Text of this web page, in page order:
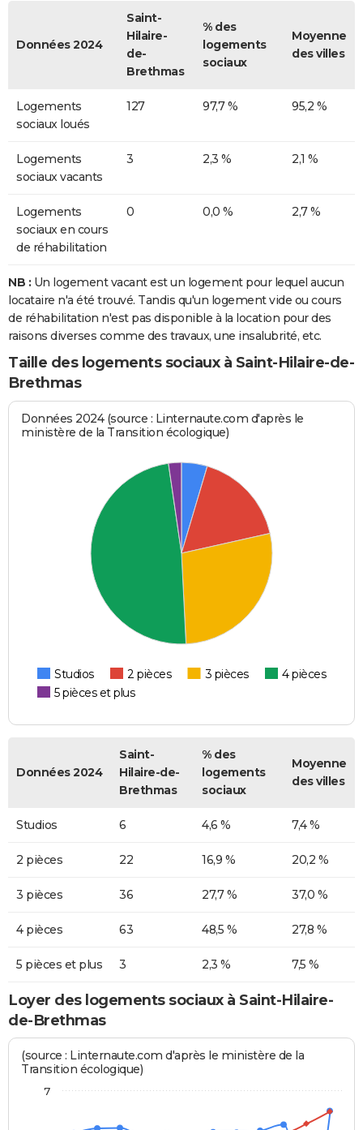
Données 2024
Saint-
Hilaire-
de-
Brethmas
% des
logements
sociaux
Moyenne
des villes
Logements
sociaux loués
127 97,7 % 95,2 %
Logements
sociaux vacants
3 2,3 % 2,1 %
Logements
sociaux en cours
de réhabilitation
0 0,0 % 2,7 %
NB : Un logement vacant est un logement pour lequel aucun
locataire n'a été trouvé. Tandis qu'un logement vide ou cours
de réhabilitation n'est pas disponible à la location pour des
raisons diverses comme des travaux, une insalubrité, etc.
Taille des logements sociaux à Saint-Hilaire-de-
Brethmas
Données 2024 (source : Linternaute.com d'après le
ministère de la Transition écologique)
Studios 2 pièces 3 pièces
4 pièces
5 pièces et plus
Données 2024
Saint-
Hilaire-de-
Brethmas
% des
logements
sociaux
Moyenne
des villes
Studios 6 4,6 % 7,4 %
2 pièces 22 16,9 % 20,2 %
3 pièces 36 27,7 % 37,0 %
4 pièces 63 48,5 % 27,8 %
5 pièces et plus 3 2,3 % 7,5 %
Loyer des logements sociaux à Saint-Hilaire-
de-Brethmas
(source : Linternaute.com d'après le ministère de la
Transition écologique)
7